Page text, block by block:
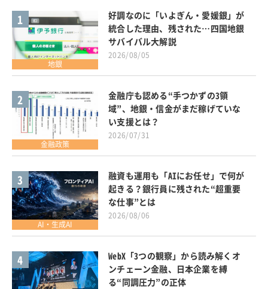
1
地銀
好調なのに「いよぎん・愛媛銀」が
統合した理由、残された…四国地銀
サバイバル大解説
2026/08/05
2
金融政策
金融庁も認める“手つかずの3領
域”、地銀・信金がまだ稼げていな
い支援とは？
2026/07/31
3
AI・生成AI
融資も運用も「AIにお任せ」で何が
起きる？銀行員に残された“超重要
な仕事”とは
2026/08/06
4
WebX「3つの観察」から読み解くオ
ンチェーン金融、日本企業を縛
る“同調圧力”の正体